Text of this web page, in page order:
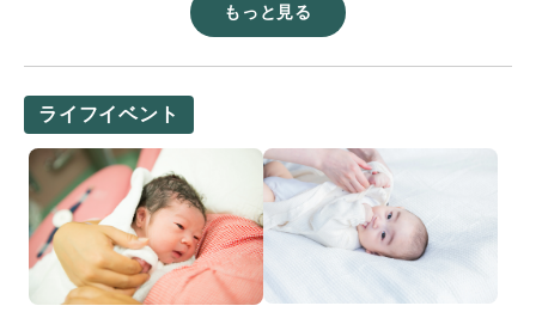
もっと見る
ライフイベント